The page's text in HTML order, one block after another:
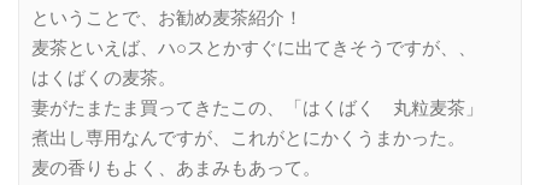
ということで、お勧め麦茶紹介！
麦茶といえば、ハ○スとかすぐに出てきそうですが、、
はくばくの麦茶。
妻がたまたま買ってきたこの、「はくばく 丸粒麦茶」
煮出し専用なんですが、これがとにかくうまかった。
麦の香りもよく、あまみもあって。